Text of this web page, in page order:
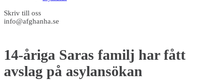
Skriv till oss
info@afghanha.se
14-åriga Saras familj har fått
avslag på asylansökan